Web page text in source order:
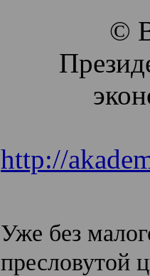
©
http://
Уже без
пресловутой